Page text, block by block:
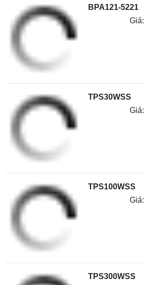
BPA121-5221
Giá:
TPS30WSS
Giá:
TPS100WSS
Giá:
TPS300WSS